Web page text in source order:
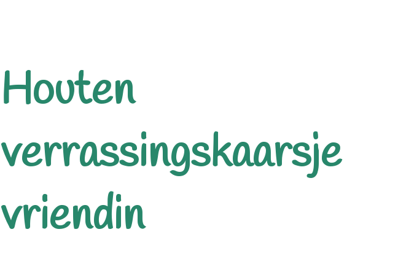
Houten
verrassingskaarsje
vriendin